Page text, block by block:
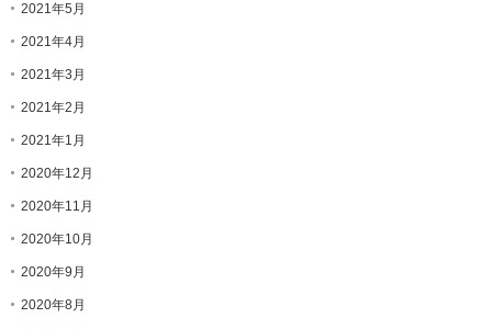
2021年5月
2021年4月
2021年3月
2021年2月
2021年1月
2020年12月
2020年11月
2020年10月
2020年9月
2020年8月